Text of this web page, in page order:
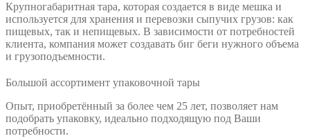
Крупногабаритная тара, которая создается в виде мешка и
используется для хранения и перевозки сыпучих грузов: как
пищевых, так и непищевых. В зависимости от потребностей
клиента, компания может создавать биг беги нужного объема
и грузоподъемности.
Большой ассортимент упаковочной тары
Опыт, приобретённый за более чем 25 лет, позволяет нам
подобрать упаковку, идеально подходящую под Ваши
потребности.